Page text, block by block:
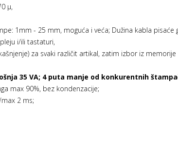
µ,
1mm - 25 mm, moguća i veća; Dužina kabla pisaće
i/ili tastaturi,
za svaki različit artikal, zatim izbor iz
35 VA; 4 puta manje od konkurentnih
max 90%, bez kondenzacije;
2 ms;